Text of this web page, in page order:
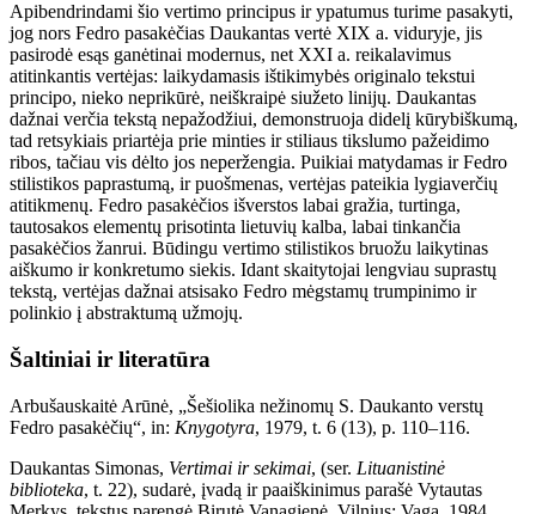
Apibendrindami šio vertimo principus ir ypatumus turime pasakyti,
jog nors Fedro pasakėčias Daukantas vertė XIX a. viduryje, jis
pasirodė esąs ganėtinai modernus, net XXI a. reikalavimus
atitinkantis vertėjas: laikydamasis ištikimybės originalo tekstui
principo, nieko neprikūrė, neiškraipė siužeto linijų. Daukantas
dažnai verčia tekstą nepažodžiui, demonstruoja didelį kūrybiškumą,
tad retsykiais priartėja prie minties ir stiliaus tikslumo pažeidimo
ribos, tačiau vis dėlto jos neperžengia. Puikiai matydamas ir Fedro
stilistikos paprastumą, ir puošmenas, vertėjas pateikia lygiaverčių
atitikmenų. Fedro pasakėčios išverstos labai gražia, turtinga,
tautosakos elementų prisotinta lietuvių kalba, labai tinkančia
pasakėčios žanrui. Būdingu vertimo stilistikos bruožu laikytinas
aiškumo ir konkretumo siekis. Idant skaitytojai lengviau suprastų
tekstą, vertėjas dažnai atsisako Fedro mėgstamų trumpinimo ir
polinkio į abstraktumą užmojų.
Šaltiniai ir literatūra
Arbušauskaitė Arūnė, „Šešiolika nežinomų S. Daukanto verstų
Fedro pasakėčių“, in: Knygotyra, 1979, t. 6 (13), p. 110–116.
Daukantas Simonas, Vertimai ir sekimai, (ser. Lituanistinė
biblioteka, t. 22), sudarė, įvadą ir paaiškinimus parašė Vytautas